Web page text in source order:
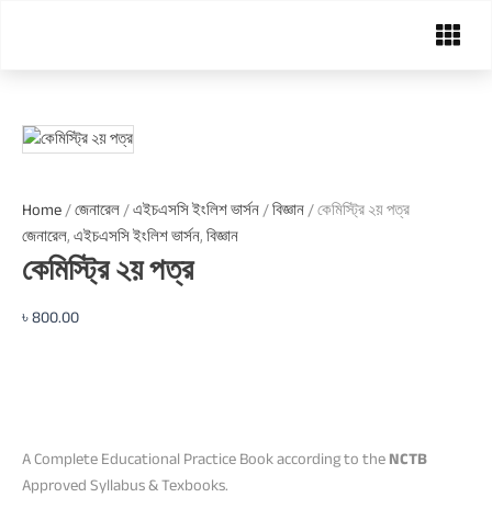
Menu
Home/জেনারেল/এইচএসসি ইংলিশ ভার্সন/বিজ্ঞান/ কেমিস্ট্রি ২য় পত্র
জেনারেল,এইচএসসি ইংলিশ ভার্সন,বিজ্ঞান
কেমিস্ট্রি ২য় পত্র
৳800.00
A Complete Educational Practice Book according to theNCTB
Approved Syllabus & Texbooks.